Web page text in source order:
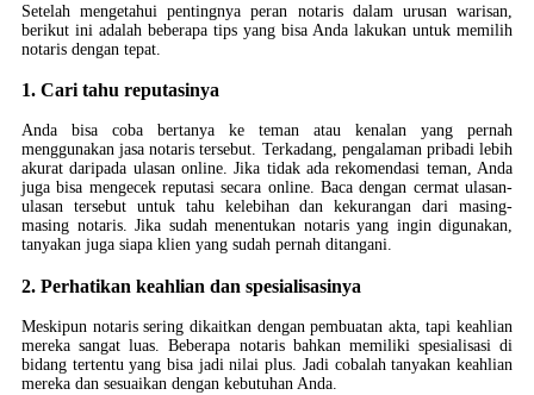
Setelah mengetahui pentingnya peran notaris dalam urusan warisan,
berikut ini adalah beberapa tips yang bisa Anda lakukan untuk memilih
notaris dengan tepat.
1. Cari tahu reputasinya
Anda bisa coba bertanya ke teman atau kenalan yang pernah
menggunakan jasa notaris tersebut. Terkadang, pengalaman pribadi lebih
akurat daripada ulasan online. Jika tidak ada rekomendasi teman, Anda
juga bisa mengecek reputasi secara online. Baca dengan cermat ulasan-
ulasan tersebut untuk tahu kelebihan dan kekurangan dari masing-
masing notaris. Jika sudah menentukan notaris yang ingin digunakan,
tanyakan juga siapa klien yang sudah pernah ditangani.
2. Perhatikan keahlian dan spesialisasinya
Meskipun notaris sering dikaitkan dengan pembuatan akta, tapi keahlian
mereka sangat luas. Beberapa notaris bahkan memiliki spesialisasi di
bidang tertentu yang bisa jadi nilai plus. Jadi cobalah tanyakan keahlian
mereka dan sesuaikan dengan kebutuhan Anda.